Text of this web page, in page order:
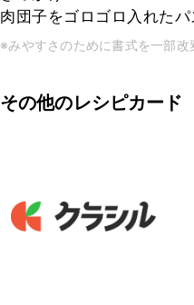
肉団子をゴロゴロ入れた
※みやすさのために書式を一部改
その他のレシピカード